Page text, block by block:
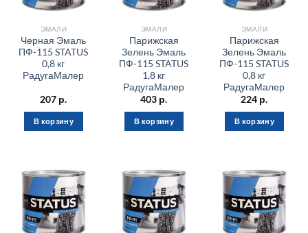
ЭМАЛИ
Черная Эмаль
ПФ-115 STATUS
0,8 кг
РадугаМалер
207 р.
В корзину
ЭМАЛИ
Парижская
Зелень Эмаль
ПФ-115 STATUS
1,8 кг
РадугаМалер
403 р.
В корзину
ЭМАЛИ
Парижская
Зелень Эмаль
ПФ-115 STATUS
0,8 кг
РадугаМалер
224 р.
В корзину